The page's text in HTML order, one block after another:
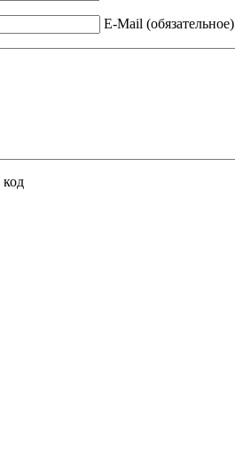
E-Mail (обязательное)